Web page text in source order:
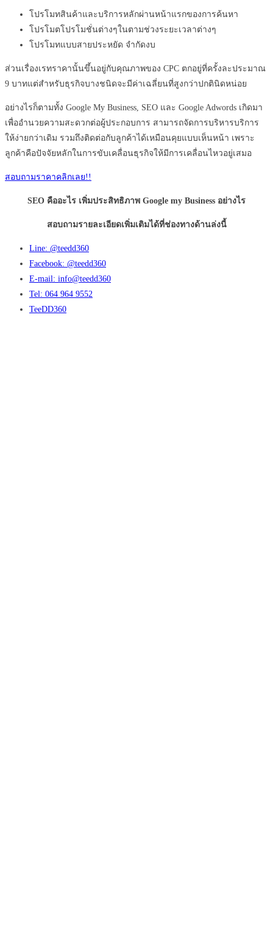
โปรโมทสินค้าและบริการหลักผ่านหน้าแรกของการค้นหา
โปรโมตโปรโมชั่นต่างๆในตามช่วงระยะเวลาต่างๆ
โปรโมทแบบสายประหยัด จำกัดงบ
ส่วนเรื่องเรทราคานั้นขึ้นอยู่กับคุณภาพของ CPC ตกอยู่ที่ครั้งละประมาณ
9 บาทแต่สำหรับธุรกิจบางชนิดจะมีค่าเฉลี่ยนที่สูงกว่าปกตินิดหน่อย
อย่างไรก็ตามทั้ง Google My Business, SEO และ Google Adwords เกิดมา
เพื่ออำนวยความสะดวกต่อผู้ประกอบการ สามารถจัดการบริหารบริการ
ให้ง่ายกว่าเดิม รวมถึงติดต่อกับลูกค้าได้เหมือนคุยแบบเห็นหน้า เพราะ
ลูกค้าคือปัจจัยหลักในการขับเคลื่อนธุรกิจให้มีการเคลื่อนไหวอยู่เสมอ
สอบถามราคาคลิกเลย!!
SEO คืออะไร เพิ่มประสิทธิภาพ Google my Business อย่างไร
สอบถามรายละเอียดเพิ่มเติมได้ที่ช่องทางด้านล่งนี้
Line: @teedd360
Facebook: @teedd360
E-mail: info@teedd360
Tel: 064 964 9552
TeeDD360